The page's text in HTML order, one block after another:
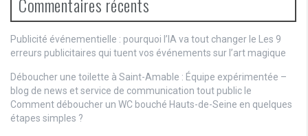
Commentaires récents
Publicité événementielle : pourquoi l’IA va tout changer le Les 9
erreurs publicitaires qui tuent vos événements sur l’art magique
Déboucher une toilette à Saint-Amable : Équipe expérimentée –
blog de news et service de communication tout public le
Comment déboucher un WC bouché Hauts-de-Seine en quelques
étapes simples ?